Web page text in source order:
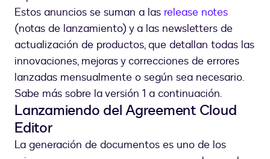
Estos anuncios se suman a las release notes
(notas de lanzamiento) y a las newsletters de
actualización de productos, que detallan todas las
innovaciones, mejoras y correcciones de errores
lanzadas mensualmente o según sea necesario.
Sabe más sobre la versión 1 a continuación.
Lanzamiendo del Agreement Cloud
Editor
La generación de documentos es uno de los